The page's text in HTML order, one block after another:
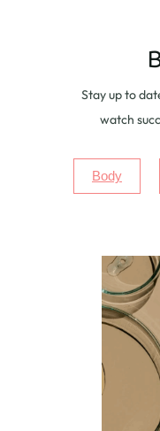
Stay up to
watch
Body